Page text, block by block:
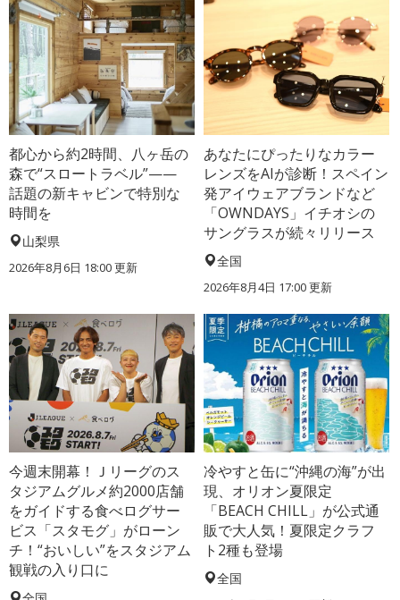
都心から約2時間、八ヶ岳の
森で“スロートラベル”——
話題の新キャビンで特別な
時間を
山梨県
2026年8月6日 18:00更新
あなたにぴったりなカラー
レンズをAIが診断！スペイン
発アイウェアブランドなど
「OWNDAYS」イチオシの
サングラスが続々リリース
全国
2026年8月4日 17:00更新
今週末開幕！Ｊリーグのス
タジアムグルメ約2000店舗
をガイドする食べログサー
ビス「スタモグ」がローン
チ！“おいしい”をスタジアム
観戦の入り口に
冷やすと缶に“沖縄の海”が出
現、オリオン夏限定
「BEACH CHILL」が公式通
販で大人気！夏限定クラフ
ト2種も登場
全国